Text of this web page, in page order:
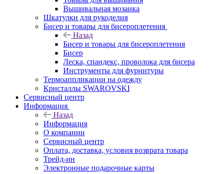
Вышивальная мозаика
Шкатулки для рукоделия
Бисер и товары для бисероплетения
Назад
Бисер и товары для бисероплетения
Бисер
Леска, спандекс, проволока для бисера
Инструменты для фурнитуры
Термоаппликации на одежду
Кристаллы SWAROVSKI
Сервисный центр
Информация
Назад
Информация
О компании
Сервисный центр
Оплата, доставка, условия возврата товара
Трейд-ин
Электронные подарочные карты